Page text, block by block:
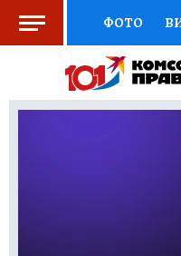
ФОТО
ВЫБОР